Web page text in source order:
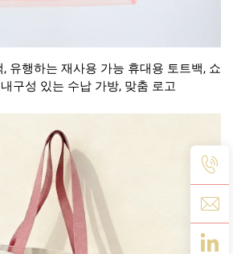
유행하는 재사용 가능 휴대용 토트백, 쇼
구성 있는 수납 가방, 맞춤 로고